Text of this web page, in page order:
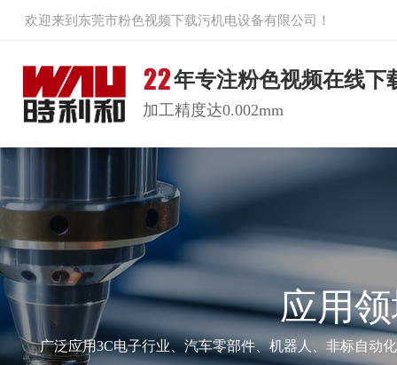
欢迎来到东莞市粉色视频下载污机电设备有限公司！
年专注粉色视频在线下
加工精度达0.002mm
应用
广泛应用3C电子行业、汽车零部件、机器人、非标自动化设备